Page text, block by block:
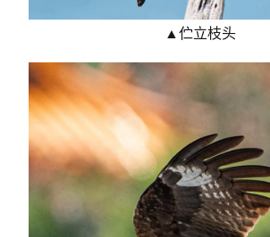
▲伫立枝头